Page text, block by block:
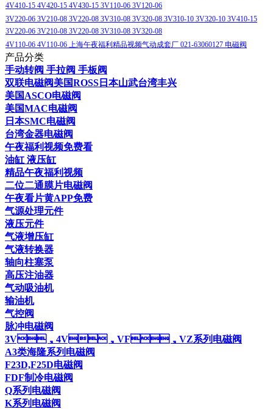
4V410-15 4V420-15 4V430-15 3V110-06 3V120-06
3V220-06 3V210-08 3V220-08 3V310-08 3V320-08 3V310-10 3V320-10 3V410-15
3V220-06 3V210-08 3V220-08 3V310-08 3V320-08
4V110-06 4V110-06 上海午夜福利精品视频气动成套厂 021-63060127 电磁阀
产品分类
手动转阀 手拉阀 手板阀
双联电磁阀美国ROSS日本山武台湾丰兴
美国ASCO电磁阀
美国MAC电磁阀
日本SMC电磁阀
台湾金器电磁阀
午夜福利视频免费看
油缸 液压缸
精品午夜福利视频
二位二通膜片电磁阀
午夜看片黄APP免费
气源处理元件
液压元件
气液增压缸
气液转换器
轴向柱塞泵
高压注油器
气动吸油机
输油机
气控阀
脉冲电磁阀
3V，4V，VF，VZ系列电磁阀
A3类海隆系列电磁阀
F23D,F25D电磁阀
FDF制冷电磁阀
Q系列电磁阀
K系列电磁阀